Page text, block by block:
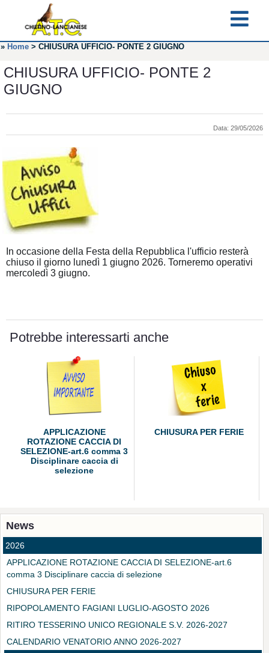
» Home > CHIUSURA UFFICIO- PONTE 2 GIUGNO
CHIUSURA UFFICIO- PONTE 2
GIUGNO
Data: 29/05/2026
In occasione della Festa della Repubblica l'ufficio resterà
chiuso il giorno lunedì 1 giugno 2026. Torneremo operativi
mercoledì 3 giugno.
Potrebbe interessarti anche
APPLICAZIONE
ROTAZIONE CACCIA DI
SELEZIONE-art.6 comma 3
Disciplinare caccia di
selezione
CHIUSURA PER FERIE
News
2026
APPLICAZIONE ROTAZIONE CACCIA DI SELEZIONE-art.6
comma 3 Disciplinare caccia di selezione
CHIUSURA PER FERIE
RIPOPOLAMENTO FAGIANI LUGLIO-AGOSTO 2026
RITIRO TESSERINO UNICO REGIONALE S.V. 2026-2027
CALENDARIO VENATORIO ANNO 2026-2027